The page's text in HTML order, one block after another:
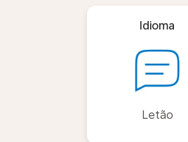
Idioma
Letão